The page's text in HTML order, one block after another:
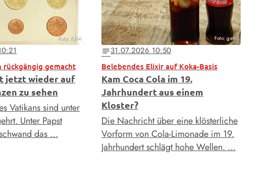
Foto: KNA
rückgängig gemacht
jetzt wieder auf
zu sehen
Vatikans sind unter
Unter Papst
das …
Foto: gem
notes31.07.2026 10:50
Belebendes Elixir auf Koka-Basis
Kam Coca Cola im 19.
Jahrhundert aus einem
Kloster?
Die Nachricht über eine klösterliche
Vorform von Cola-Limonade im 19.
Jahrhundert schlägt hohe Wellen. …